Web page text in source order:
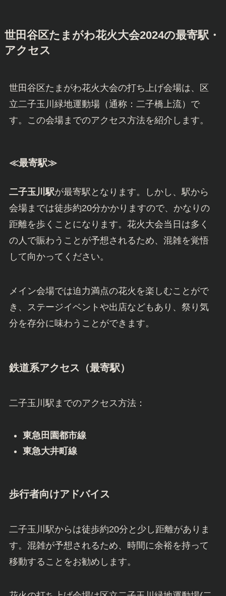
世田谷区たまがわ花火大会2024の最寄駅・
アクセス
世田谷区たまがわ花火大会の打ち上げ会場は、区
立二子玉川緑地運動場（通称：二子橋上流）で
す。この会場までのアクセス方法を紹介します。
≪最寄駅≫
二子玉川駅が最寄駅となります。しかし、駅から
会場までは徒歩約20分かかりますので、かなりの
距離を歩くことになります。花火大会当日は多く
の人で賑わうことが予想されるため、混雑を覚悟
して向かってください。
メイン会場では迫力満点の花火を楽しむことがで
き、ステージイベントや出店などもあり、祭り気
分を存分に味わうことができます。
鉄道系アクセス（最寄駅）
二子玉川駅までのアクセス方法：
東急田園都市線
東急大井町線
歩行者向けアドバイス
二子玉川駅からは徒歩約20分と少し距離がありま
す。混雑が予想されるため、時間に余裕を持って
移動することをお勧めします。